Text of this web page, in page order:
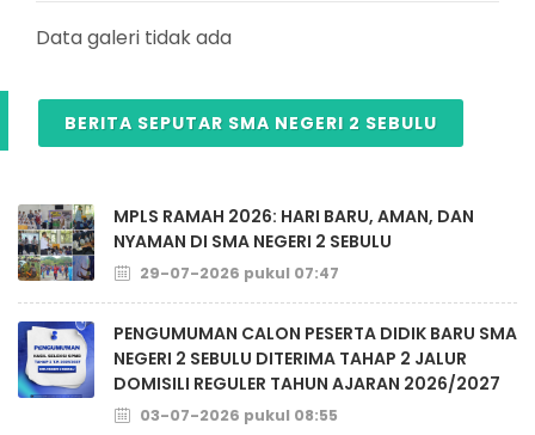
Data galeri tidak ada
BERITA SEPUTAR SMA NEGERI 2 SEBULU
MPLS RAMAH 2026: HARI BARU, AMAN, DAN
NYAMAN DI SMA NEGERI 2 SEBULU
29-07-2026 pukul 07:47
PENGUMUMAN CALON PESERTA DIDIK BARU SMA
NEGERI 2 SEBULU DITERIMA TAHAP 2 JALUR
DOMISILI REGULER TAHUN AJARAN 2026/2027
03-07-2026 pukul 08:55